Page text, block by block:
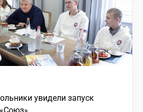
увидели запуск